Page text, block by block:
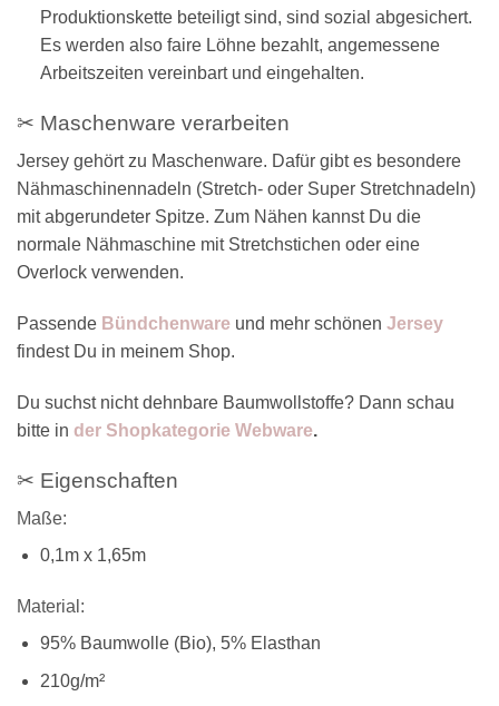
Produktionskette beteiligt sind, sind sozial abgesichert.
Es werden also faire Löhne bezahlt, angemessene
Arbeitszeiten vereinbart und eingehalten.
✂ Maschenware verarbeiten
Jersey gehört zu Maschenware. Dafür gibt es besondere
Nähmaschinennadeln (Stretch- oder Super Stretchnadeln)
mit abgerundeter Spitze. Zum Nähen kannst Du die
normale Nähmaschine mit Stretchstichen oder eine
Overlock verwenden.
Passende Bündchenware und mehr schönen Jersey
findest Du in meinem Shop.
Du suchst nicht dehnbare Baumwollstoffe? Dann schau
bitte in der Shopkategorie Webware.
✂ Eigenschaften
Maße:
0,1m x 1,65m
Material:
95% Baumwolle (Bio), 5% Elasthan
210g/m²